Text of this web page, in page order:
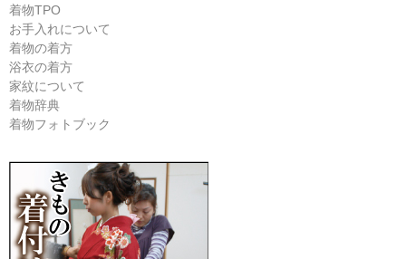
着物TPO
お手入れについて
着物の着方
浴衣の着方
家紋について
着物辞典
着物フォトブック